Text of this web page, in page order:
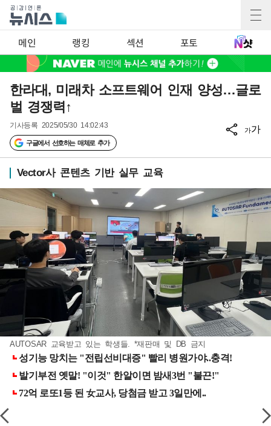
메인 랭킹 섹션 포토
한라대, 미래차 소프트웨어 인재 양성…글로
벌 경쟁력↑
기사등록 2025/05/30 14:02:43
구글에서 선호하는 매체로 추가
가가
Vector사 콘텐츠 기반 실무 교육
AUTOSAR 교육받고 있는 학생들. *재판매 및 DB 금지